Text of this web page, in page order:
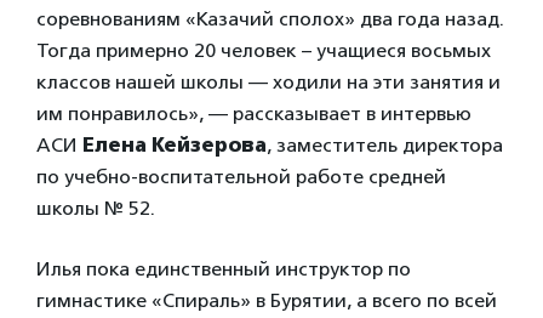
соревнованиям «Казачий сполох» два года назад.
Тогда примерно 20 человек – учащиеся восьмых
классов нашей школы — ходили на эти занятия и
им понравилось», — рассказывает в интервью
АСИ Елена Кейзерова, заместитель директора
по учебно-воспитательной работе средней
школы № 52.
Илья пока единственный инструктор по
гимнастике «Спираль» в Бурятии, а всего по всей